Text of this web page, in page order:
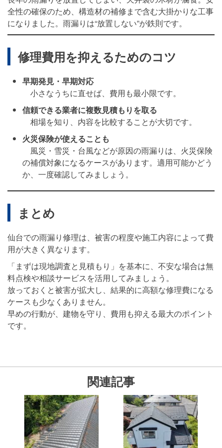
全性の確保のため、構造材の補修まで含む大掛かりな工事
になりました。雨漏りは“放置しない”が鉄則です。
修理費用を抑えるためのコツ
早期発見・早期対応
小さなうちに直せば、費用も最小限です。
信頼できる業者に複数見積もりを取る
相場を知り、内容を比較することが大切です。
火災保険が使えることも
風災・雪災・台風などが原因の雨漏りは、火災保険
の補償対象になるケースがあります。適用可能かどう
か、一度確認してみましょう。
まとめ
仙台での雨漏り修理は、被害の程度や施工内容によって費
用が大きく異なります。
「まずは現地調査と見積もり」を基本に、不安な場合は無
料点検や相談サービスを活用してみましょう。
放っておくと被害が拡大し、結果的に高額な修理費になる
ケースも少なくありません。
早めの行動が、建物を守り、費用も抑える最大のポイント
です。
関連記事